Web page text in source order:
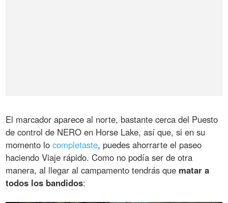
El marcador aparece al norte, bastante cerca del Puesto
de control de NERO en Horse Lake, así que, si en su
momento locompletaste, puedes ahorrarte el paseo
haciendo Viaje rápido. Como no podía ser de otra
manera, al llegar al campamento tendrás que matar a
todos los bandidos: